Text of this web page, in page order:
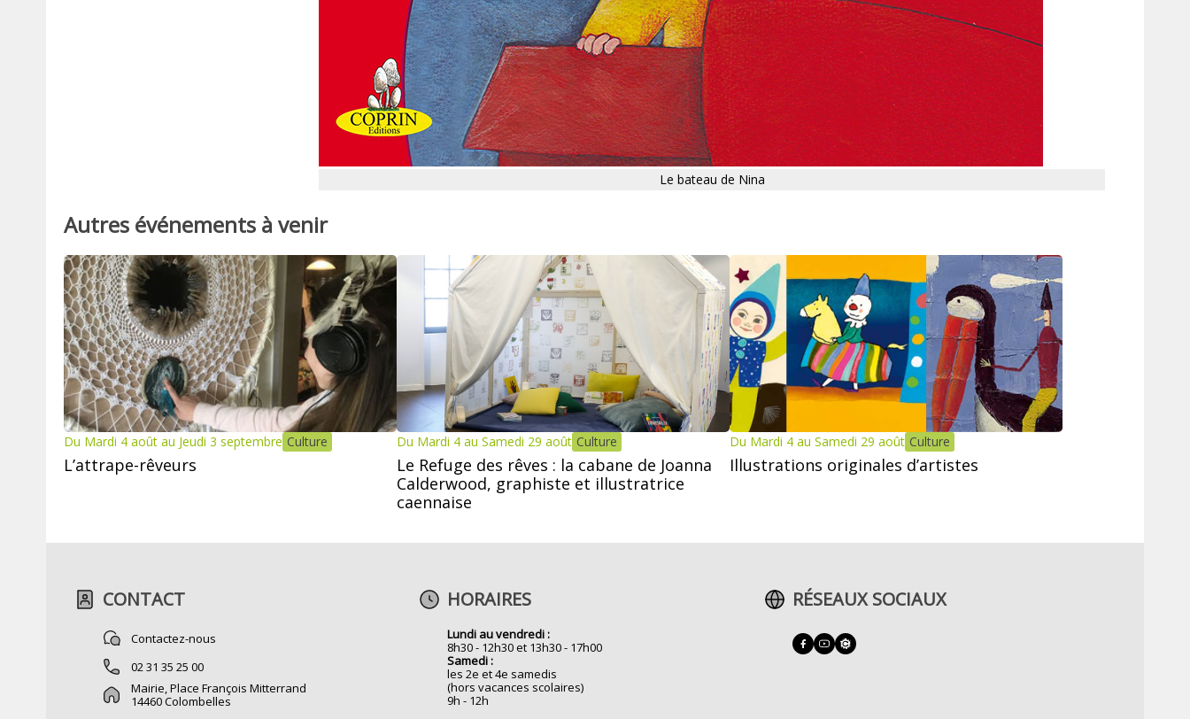
Le bateau de Nina
Autres événements à venir
Du Mardi 4 août au Jeudi 3 septembre Culture
L’attrape-rêveurs
Du Mardi 4 au Samedi 29 août Culture
Le Refuge des rêves : la cabane de Joanna
Calderwood, graphiste et illustratrice
caennaise
Du Mardi 4 au Samedi 29 août Culture
Illustrations originales d’artistes
CONTACT
Contactez-nous
02 31 35 25 00
Mairie, Place François Mitterrand
14460 Colombelles
HORAIRES
Lundi au vendredi :
8h30 - 12h30 et 13h30 - 17h00
Samedi :
les 2e et 4e samedis
(hors vacances scolaires)
9h - 12h
RÉSEAUX SOCIAUX